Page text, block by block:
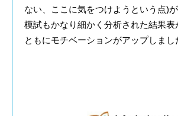
ない、ここに気をつけようという点)が
模試もかなり細かく分析された結果
ともにモチベーションがアップしまし